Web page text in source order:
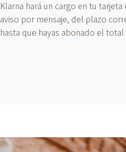
Klarna hará un cargo en tu
aviso por mensaje, del plazo
hasta que hayas abonado el